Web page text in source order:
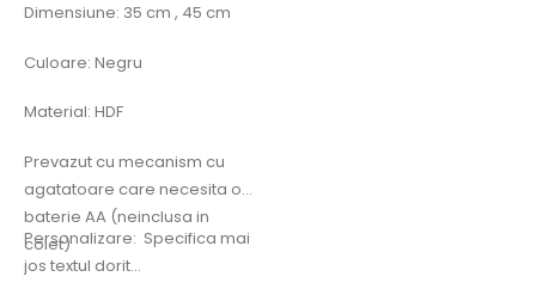
Dimensiune: 35 cm , 45 cm
Culoare: Negru
Material: HDF
Prevazut cu mecanism cu
agatatoare care necesita o
baterie AA (neinclusa in
colet)
Personalizare: Specifica mai
jos textul dorit…